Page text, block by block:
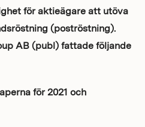
för aktieägare att utöva
(poströstning).
AB (publ) fattade följande
för 2021 och